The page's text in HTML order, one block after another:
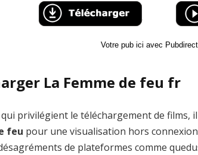
Votre pub ici avec
La Femme de feu fr
privilégient le téléchargement de films,
feu pour une visualisation hors
de plateformes comme